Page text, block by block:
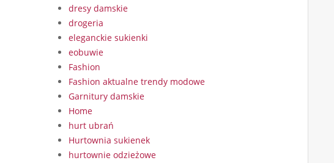
dresy damskie
drogeria
eleganckie sukienki
eobuwie
Fashion
Fashion aktualne trendy modowe
Garnitury damskie
Home
hurt ubrań
Hurtownia sukienek
hurtownie odzieżowe